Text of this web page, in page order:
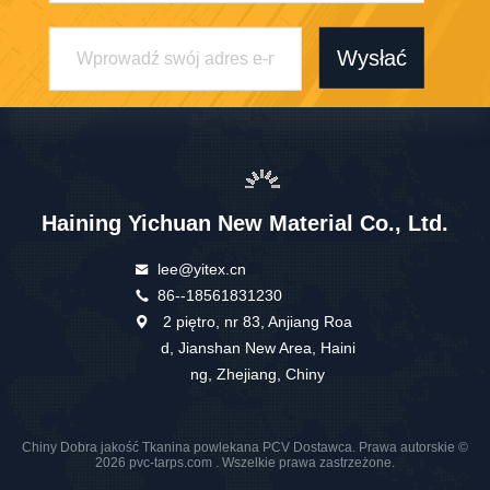
Wysłać
Haining Yichuan New Material Co., Ltd.
lee@yitex.cn
86--18561831230
2 piętro, nr 83, Anjiang Roa
d, Jianshan New Area, Haini
ng, Zhejiang, Chiny
Chiny Dobra jakość Tkanina powlekana PCV Dostawca. Prawa autorskie ©
2026 pvc-tarps.com . Wszelkie prawa zastrzeżone.